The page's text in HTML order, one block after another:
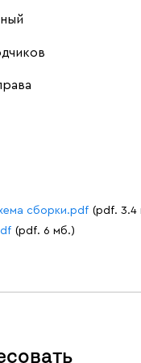
сборки.pdf (pdf. 3.4
(pdf. 6 мб.)